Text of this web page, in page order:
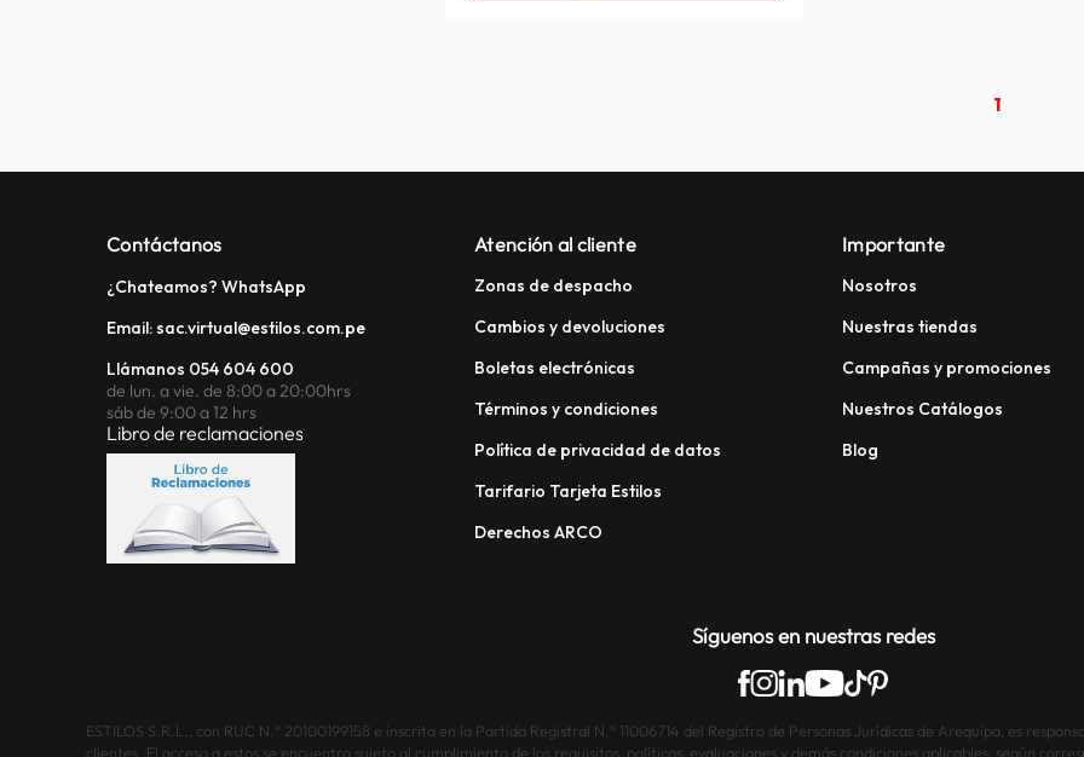
1
Contáctanos
¿Chateamos? WhatsApp
Email: sac.virtual@estilos.com.pe
Llámanos 054 604 600
de lun. a vie. de 8:00 a 20:00hrs
sáb de 9:00 a 12 hrs
Libro de reclamaciones
Atención al cliente
Zonas de despacho
Cambios y devoluciones
Boletas electrónicas
Términos y condiciones
Política de privacidad de datos
Tarifario Tarjeta Estilos
Derechos ARCO
Importante
Nosotros
Nuestras tiendas
Campañas y promociones
Nuestros Catálogos
Blog
Síguenos en nuestras redes
ESTILOS S.R.L., con RUC N.° 20100199158 e inscrita en la Partida Registral N.° 11006714 del Registro de Personas Jurídicas de Arequipa, es
clientes. El acceso a estos se encuentra sujeto al cumplimiento de los requisitos, políticas, evaluaciones y demás condiciones aplicables, según